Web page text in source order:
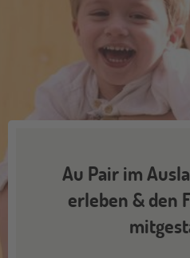
Au Pair im
erleben & den